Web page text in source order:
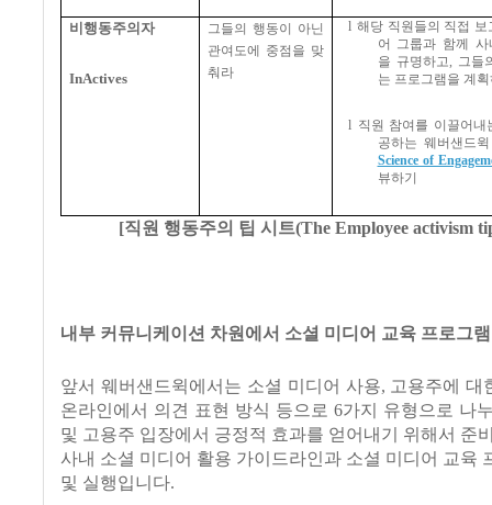
비행동주의자
InActives
그들의 행동이 아닌
관여도에 중점을 맞
춰라
l 해당 직원들의 직접
어 그룹과 함께 사
을 규명하고, 그들
는 프로그램을 계
l 직원 참여를 이끌어내
공하는 웨버샌드
Science of
뷰하기
[직원 행동주의 팁 시트(The Employee activism
내부 커뮤니케이션 차원에서 소셜 미디어 교육 프로그
앞서 웨버샌드윅에서는 소셜 미디어 사용, 고용주에 대
온라인에서 의견 표현 방식 등으로 6가지 유형으로 나
및 고용주 입장에서 긍정적 효과를 얻어내기 위해서 준
사내 소셜 미디어 활용 가이드라인과 소셜 미디어 교육
및 실행입니다.